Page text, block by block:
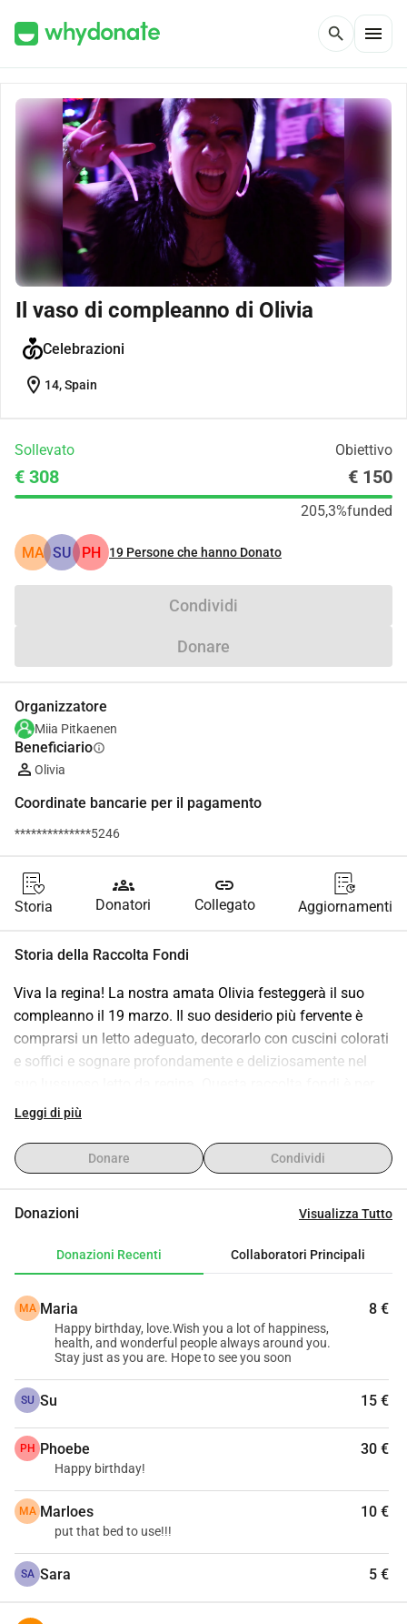
search menu
Il vaso di compleanno di Olivia
Celebrazioni
location_on 14, Spain
Sollevato Obiettivo
€ 308 € 150
205,3%funded
MA SU PH 19 Persone che hanno Donato
Condividi
Donare
Organizzatore
Miia Pitkaenen
Beneficiarioinfo
Olivia
Coordinate bancarie per il pagamento
**************5246
Storia
groups
Donatori
link
Collegato Aggiornamenti
Storia della Raccolta Fondi
Viva la regina! La nostra amata Olivia festeggerà il suo
compleanno il 19 marzo. Il suo desiderio più fervente è
comprarsi un letto adeguato, decorarlo con cuscini colorati
e soffici e sognare profondamente e deliziosamente nel
chiunque voglia regalarle un pezzo di sonno ristoratore, la
conta, e il totale finale sarà consegnato a Olivia alla sua
festa di compleanno in spiaggia il 21 marzo. L'obiettivo è
condividere il link con chi pensi possa voler partecipare.
Leggi di più
Donare Condividi
Donazioni Visualizza Tutto
Donazioni Recenti Collaboratori Principali
MA Maria 8 €
Happy birthday, love.Wish you a lot of happiness,
health, and wonderful people always around you.
Stay just as you are. Hope to see you soon
SU Su 15 €
PH Phoebe 30 €
Happy birthday!
MA Marloes 10 €
put that bed to use!!!
SA Sara 5 €